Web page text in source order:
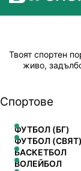
Твоят спортен
живо,
Спортове
ФУТБОЛ (БГ)
ФУТБОЛ (СВЯТ)
БАСКЕТБОЛ
ВОЛЕЙБОЛ